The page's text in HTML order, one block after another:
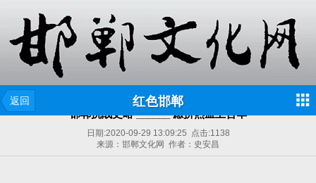
返回 红色邯郸
邯郸抗战史略 ______ 愿拼热血卫吾华
日期:2020-09-29 13:09:25 点击:1138
来源：邯郸文化网 作者：史安昌